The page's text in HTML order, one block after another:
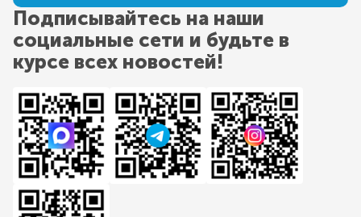
Подписывайтесь на наши
социальные сети и будьте в
курсе всех новостей!